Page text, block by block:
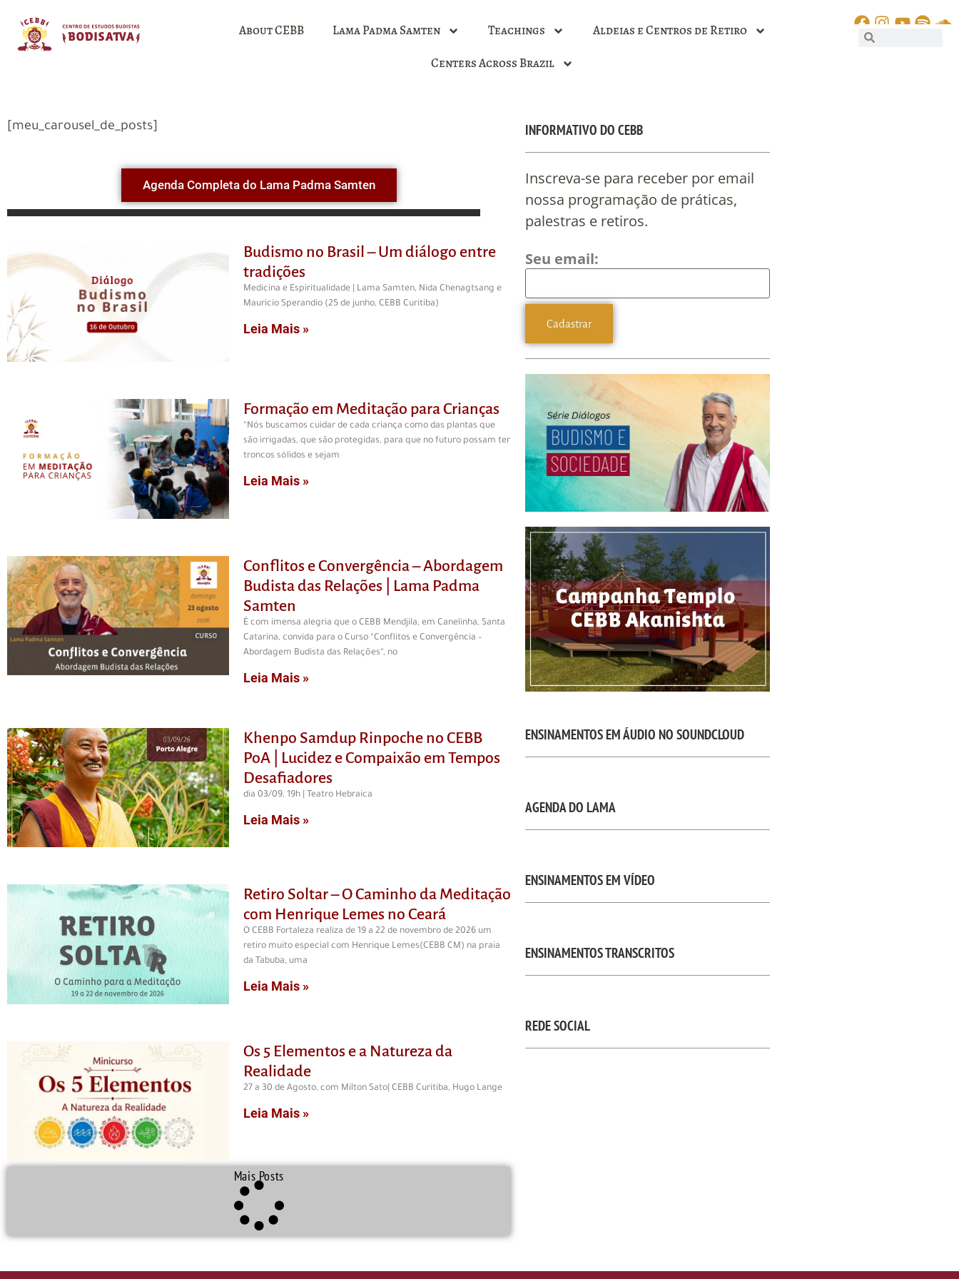
About CEBB Lama Padma Samten Teachings
Aldeias e Centros de Retiro
Centers Across Brazil
[meu_carousel_de_posts]
Agenda Completa do Lama Padma Samten
Budismo no Brasil – Um diálogo entre
tradições
Medicina e Espiritualidade | Lama Samten, Nida Chenagtsang e
Mauricio Sperandio (25 de junho, CEBB Curitiba)
Leia Mais »
Formação em Meditação para Crianças
“Nós buscamos cuidar de cada criança como das plantas que
são irrigadas, que são protegidas, para que no futuro possam ter
troncos sólidos e sejam
Leia Mais »
Conflitos e Convergência – Abordagem
Budista das Relações | Lama Padma
Samten
É com imensa alegria que o CEBB Mendjila, em Canelinha, Santa
Catarina, convida para o Curso “Conflitos e Convergência –
Abordagem Budista das Relações“, no
Leia Mais »
Khenpo Samdup Rinpoche no CEBB
PoA | Lucidez e Compaixão em Tempos
Desafiadores
dia 03/09, 19h | Teatro Hebraica
Leia Mais »
Retiro Soltar – O Caminho da Meditação
com Henrique Lemes no Ceará
O CEBB Fortaleza realiza de 19 a 22 de novembro de 2026 um
retiro muito especial com Henrique Lemes(CEBB CM) na praia
da Tabuba, uma
Leia Mais »
Os 5 Elementos e a Natureza da
Realidade
27 a 30 de Agosto, com Milton Sato| CEBB Curitiba, Hugo Lange
Leia Mais »
Mais Posts
INFORMATIVO DO CEBB
Inscreva-se para receber por email
nossa programação de práticas,
palestras e retiros.
Seu email:
ENSINAMENTOS EM ÁUDIO NO SOUNDCLOUD
AGENDA DO LAMA
ENSINAMENTOS EM VÍDEO
ENSINAMENTOS TRANSCRITOS
REDE SOCIAL